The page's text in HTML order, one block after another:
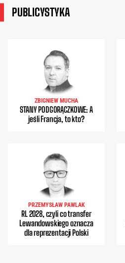
PUBLICYSTYKA
ZBIGNIEW MUCHA
STANY PODGORĄCZKOWE: A
jeśli Francja, to kto?
PRZEMYSŁAW PAWLAK
RL 2028, czyli co transfer
Lewandowskiego oznacza
dla reprezentacji Polski